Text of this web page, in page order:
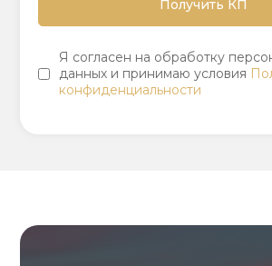
Я согласен на обработку
данных и принимаю условия
конфиденциальности